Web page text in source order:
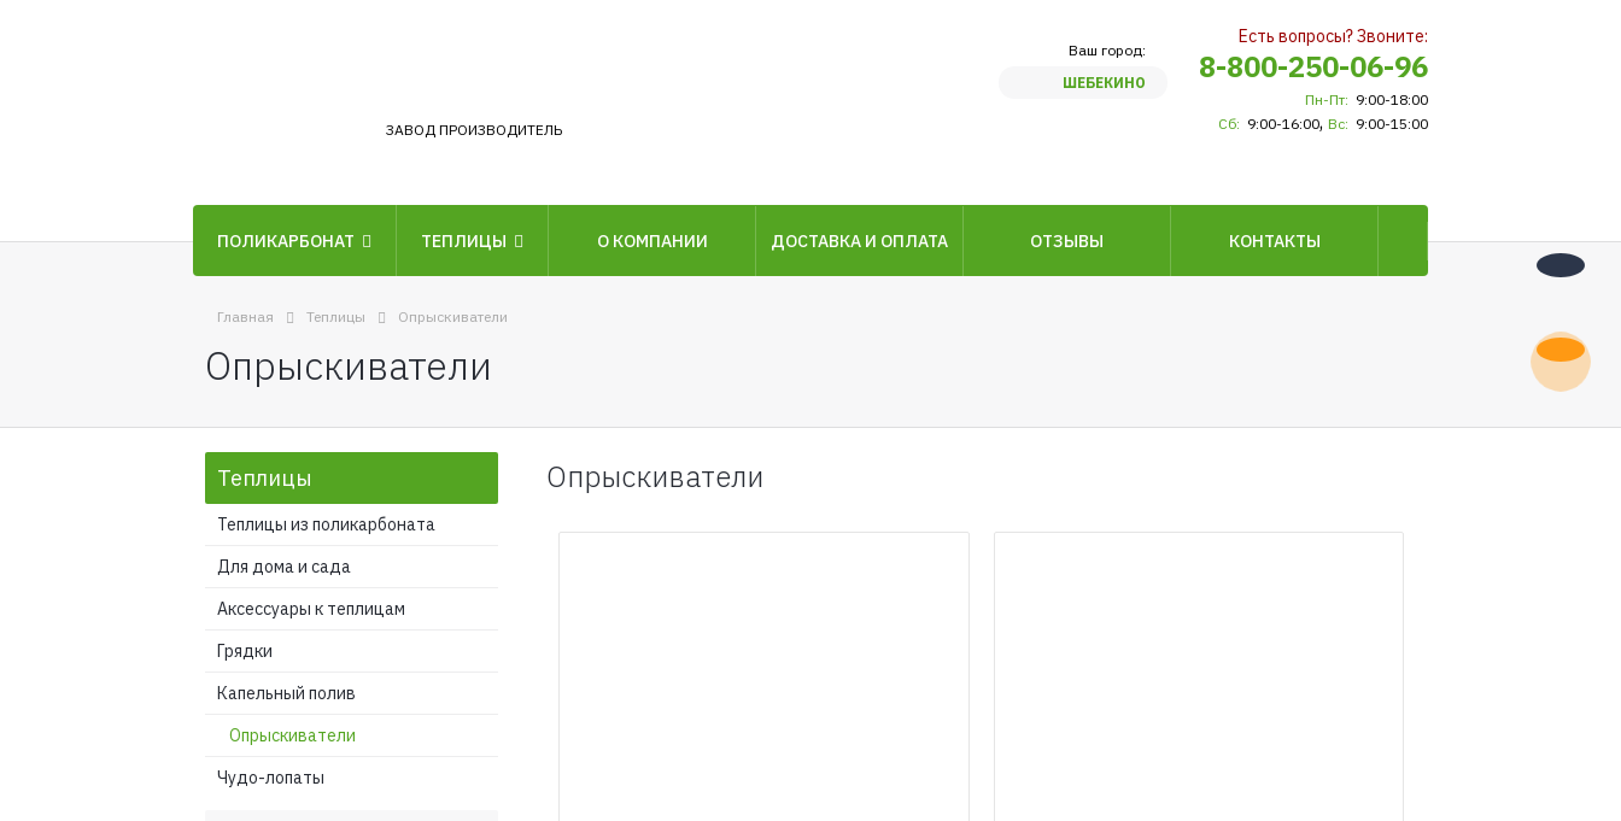
ЗАВОД ПРОИЗВОДИТЕЛЬ
Ваш город:
ШЕБЕКИНО
Есть вопросы? Звоните:
8-800-250-06-96
Пн-Пт: 9:00-18:00
Сб: 9:00-16:00, Вс: 9:00-15:00
ПОЛИКАРБОНАТ ТЕПЛИЦЫ О КОМПАНИИ ДОСТАВКА И ОПЛАТА ОТЗЫВЫ КОНТАКТЫ
Главная Теплицы Опрыскиватели
Опрыскиватели
Теплицы
Теплицы из поликарбоната
Для дома и сада
Аксессуары к теплицам
Грядки
Капельный полив
Опрыскиватели
Чудо-лопаты
Опрыскиватели